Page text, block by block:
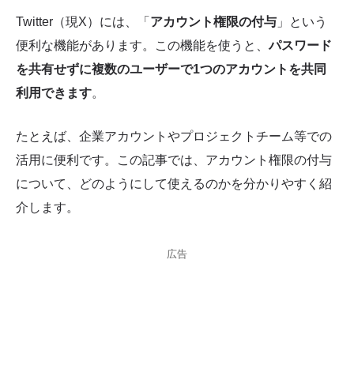
Twitter（現X）には、「 アカウント権限の付与 」という
便利な機能があります。この機能を使うと、パスワード
を共有せずに複数のユーザーで1つのアカウントを共同
利用できます。
たとえば、企業アカウントやプロジェクトチーム等での
活用に便利です。この記事では、アカウント権限の付与
について、どのようにして使えるのかを分かりやすく紹
介します。
広告